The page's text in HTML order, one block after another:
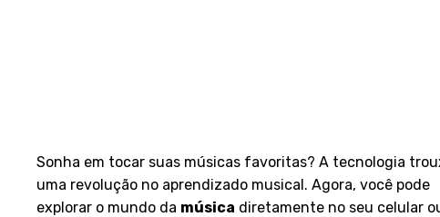
Sonha em tocar suas músicas favoritas? A tecnologia
uma revolução no aprendizado musical. Agora, você pode
explorar o mundo da música diretamente no seu celular